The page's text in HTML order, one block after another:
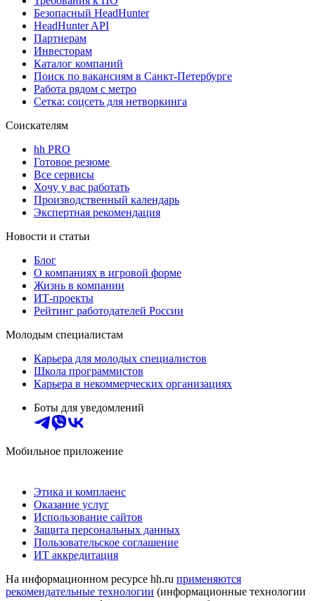
Безопасный HeadHunter
HeadHunter API
Партнерам
Инвесторам
Каталог компаний
Поиск по вакансиям в Санкт-Петербурге
Работа рядом с метро
Сетка: соцсеть для нетворкинга
Соискателям
hh PRO
Готовое резюме
Все сервисы
Хочу у вас работать
Производственный календарь
Экспертная рекомендация
Новости и статьи
Блог
О компаниях в игровой форме
Жизнь в компании
ИТ-проекты
Рейтинг работодателей России
Молодым специалистам
Карьера для молодых специалистов
Школа программистов
Карьера в некоммерческих организациях
Боты для уведомлений
Мобильное приложение
Этика и комплаенс
Оказание услуг
Использование сайтов
Защита персональных данных
Пользовательское соглашение
ИТ аккредитация
На информационном ресурсе hh.ru применяются
рекомендательные технологии (информационные технологии